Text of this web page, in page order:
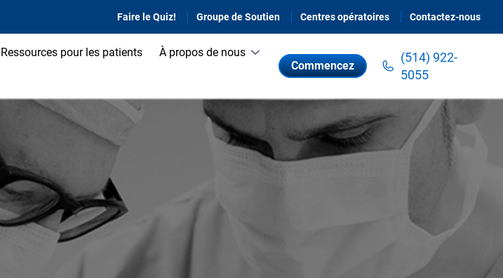
Faire le Quiz! Groupe de Soutien Centres opératoires Contactez-nous
Ressources pour les patients
À propos de nous
Commencez
(514) 922-
5055